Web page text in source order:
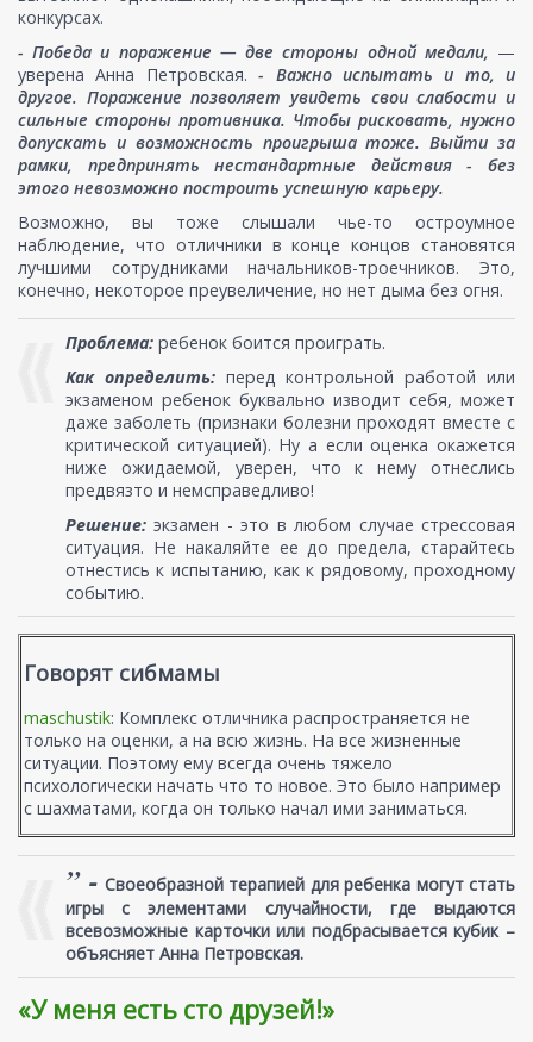
конкурсах.
- Победа и поражение — две стороны одной медали, —
уверена Анна Петровская. - Важно испытать и то, и
другое. Поражение позволяет увидеть свои слабости и
сильные стороны противника. Чтобы рисковать, нужно
допускать и возможность проигрыша тоже. Выйти за
рамки, предпринять нестандартные действия - без
этого невозможно построить успешную карьеру.
Возможно, вы тоже слышали чье-то остроумное
наблюдение, что отличники в конце концов становятся
лучшими сотрудниками начальников-троечников. Это,
конечно, некоторое преувеличение, но нет дыма без огня.
Проблема: ребенок боится проиграть.
Как определить:перед контрольной работой или
экзаменом ребенок буквально изводит себя, может
даже заболеть (признаки болезни проходят вместе с
критической ситуацией). Ну а если оценка окажется
ниже ожидаемой, уверен, что к нему отнеслись
предвязто и немсправедливо!
Решение: экзамен - это в любом случае стрессовая
ситуация. Не накаляйте ее до предела, старайтесь
отнестись к испытанию, как к рядовому, проходному
событию.
Говорят сибмамы
maschustik: Комплекс отличника распространяется не
только на оценки, а на всю жизнь. На все жизненные
ситуации. Поэтому ему всегда очень тяжело
психологически начать что то новое. Это было например
с шахматами, когда он только начал ими заниматься.
” - Своеобразной терапией для ребенка могут стать
игры с элементами случайности, где выдаются
всевозможные карточки или подбрасывается кубик –
объясняет Анна Петровская.
«У меня есть сто друзей!»